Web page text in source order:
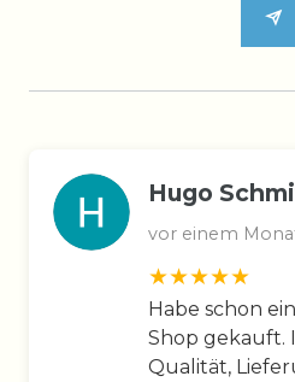
Hugo
vor einem
Habe schon
Shop gekauft.
Qualität,